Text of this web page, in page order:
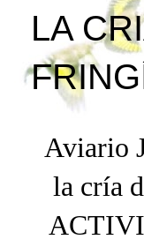
LA
Aviario
la cría